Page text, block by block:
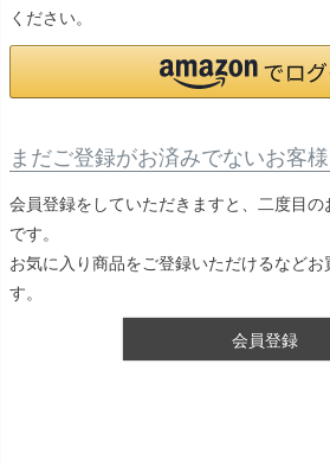
ください。
まだご登録がお済みでないお客様
会員登録をしていただきますと、二度目の
です。
お気に入り商品をご登録いただけるなどお
す。
会員登録